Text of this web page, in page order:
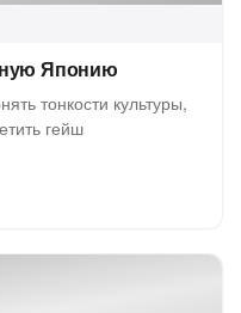
Японию
тонкости культуры,
гейш